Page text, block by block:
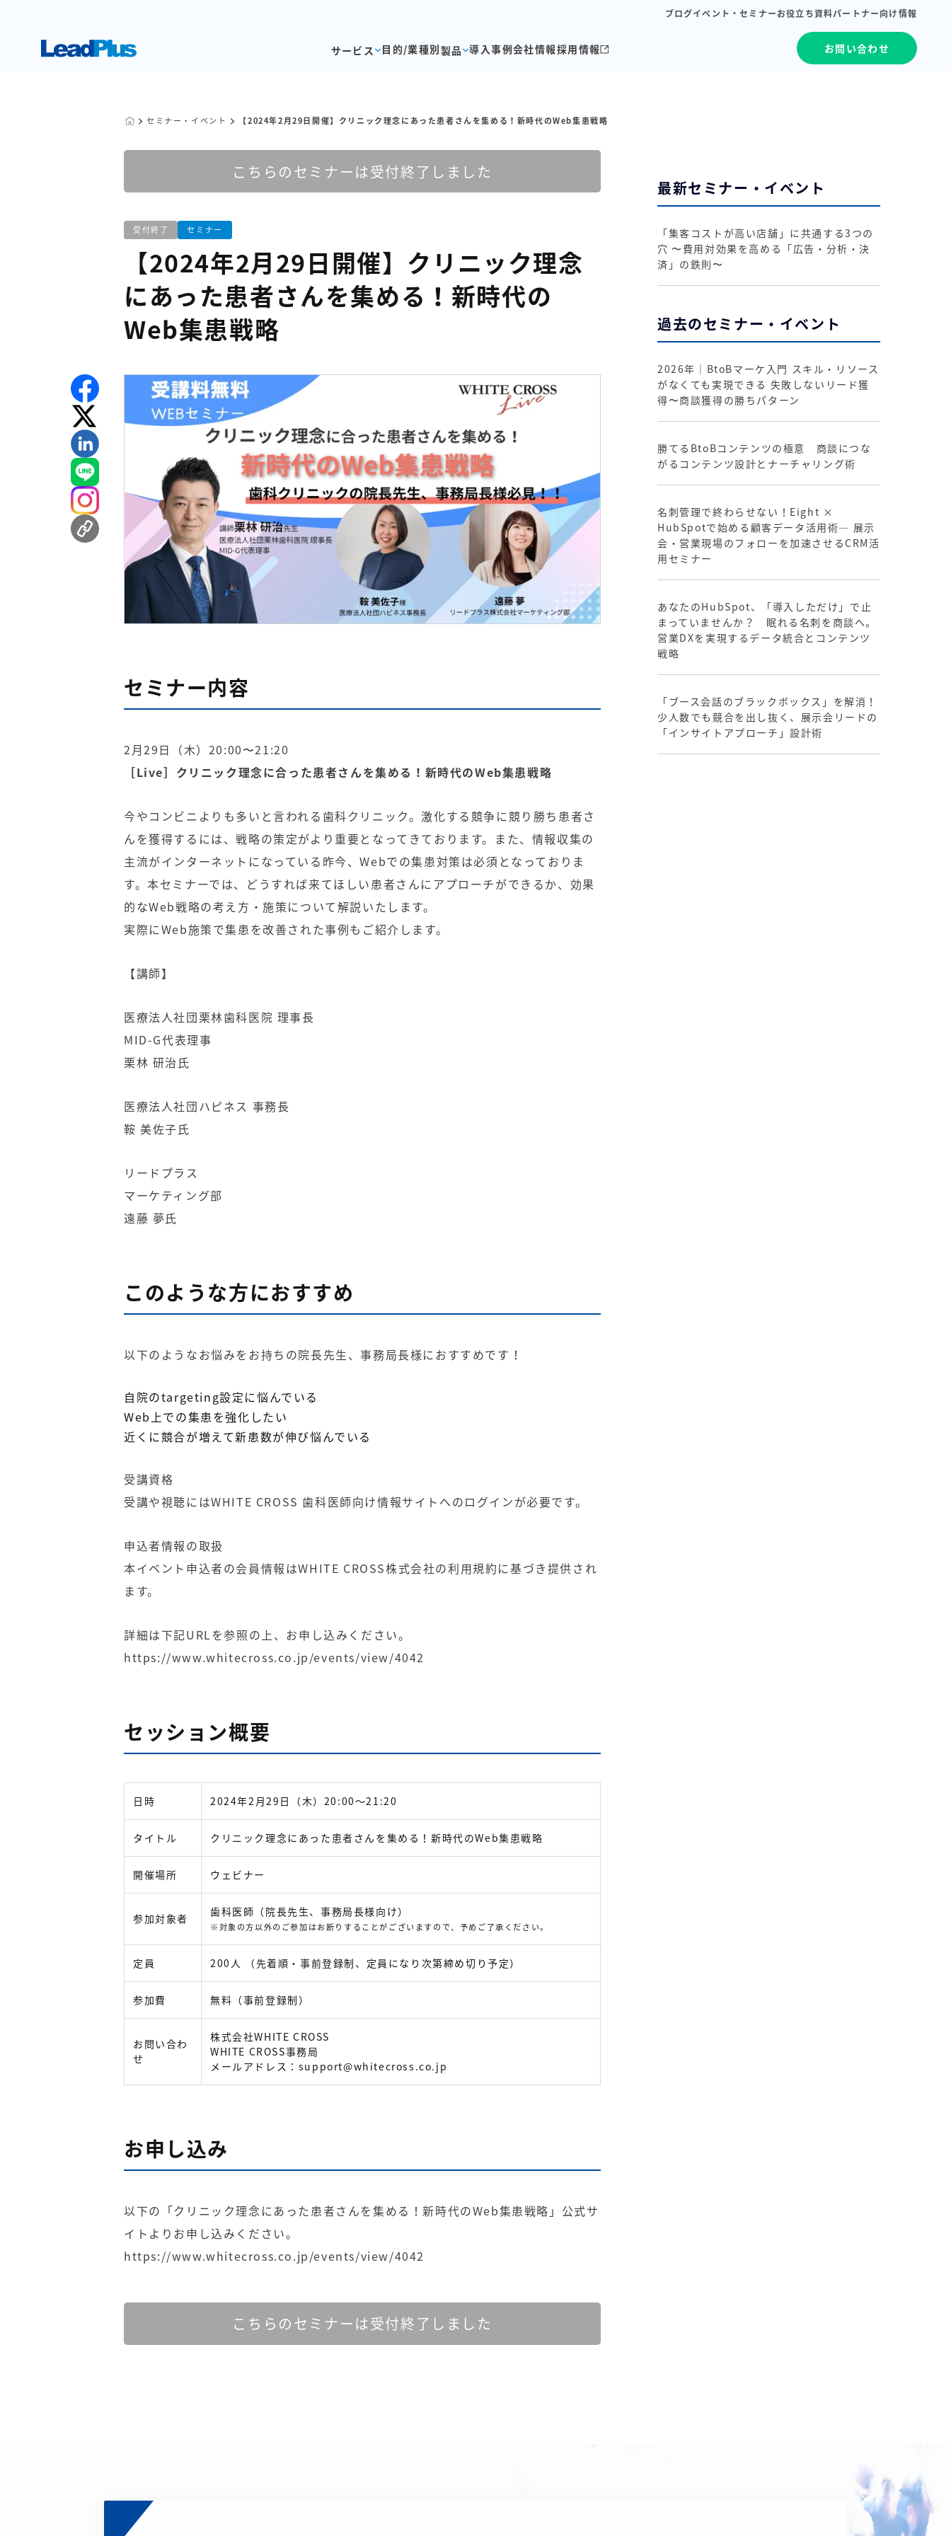
ブログイベント・セミナーお役立ち資料パートナー向け情報
サービス 目的/業種別製品 導入事例会社情報採用情報 お問い合わせ
セミナー・イベント 【2024年2月29日開催】クリニック理念にあった患者さんを集める！新時代のWeb集患戦略
こちらのセミナーは受付終了しました
受付終了 セミナー
【2024年2月29日開催】クリニック理念
にあった患者さんを集める！新時代の
Web集患戦略
セミナー内容
2月29日（木）20:00〜21:20
［Live］クリニック理念に合った患者さんを集める！新時代のWeb集患戦略
今やコンビニよりも多いと言われる歯科クリニック。激化する競争に競り勝ち患者さ
んを獲得するには、戦略の策定がより重要となってきております。また、情報収集の
主流がインターネットになっている昨今、Webでの集患対策は必須となっておりま
す。本セミナーでは、どうすれば来てほしい患者さんにアプローチができるか、効果
的なWeb戦略の考え方・施策について解説いたします。
実際にWeb施策で集患を改善された事例もご紹介します。
【講師】
医療法人社団栗林歯科医院 理事長
MID-G代表理事
栗林 研治氏
医療法人社団ハピネス 事務長
鞍 美佐子氏
リードプラス
マーケティング部
遠藤 夢氏
このような方におすすめ
以下のようなお悩みをお持ちの院長先生、事務局長様におすすめです！
自院のtargeting設定に悩んでいる
Web上での集患を強化したい
近くに競合が増えて新患数が伸び悩んでいる
受講資格
受講や視聴にはWHITE CROSS 歯科医師向け情報サイトへのログインが必要です。
申込者情報の取扱
本イベント申込者の会員情報はWHITE CROSS株式会社の利用規約に基づき提供され
ます。
詳細は下記URLを参照の上、お申し込みください。
https://www.whitecross.co.jp/events/view/4042
セッション概要
日時 2024年2月29日（木）20:00～21:20
タイトル クリニック理念にあった患者さんを集める！新時代のWeb集患戦略
開催場所 ウェビナー
参加対象者 歯科医師（院長先生、事務局長様向け）
※対象の方以外のご参加はお断りすることがございますので、予めご了承ください。
定員 200人 （先着順・事前登録制、定員になり次第締め切り予定）
参加費 無料（事前登録制）
お問い合わ
せ
株式会社WHITE CROSS
WHITE CROSS事務局
メールアドレス： support@whitecross.co.jp
お申し込み
以下の「クリニック理念にあった患者さんを集める！新時代のWeb集患戦略」公式サ
イトよりお申し込みください。
https://www.whitecross.co.jp/events/view/4042
こちらのセミナーは受付終了しました
最新セミナー・イベント
「集客コストが高い店舗」に共通する3つの
穴 〜費用対効果を高める「広告・分析・決
済」の鉄則〜
過去のセミナー・イベント
2026年｜BtoBマーケ入門 スキル・リソース
がなくても実現できる 失敗しないリード獲
得〜商談獲得の勝ちパターン
勝てるBtoBコンテンツの極意 商談につな
がるコンテンツ設計とナーチャリング術
名刺管理で終わらせない！Eight ×
HubSpotで始める顧客データ活用術― 展示
会・営業現場のフォローを加速させるCRM活
用セミナー
あなたのHubSpot、「導入しただけ」で止
まっていませんか？ 眠れる名刺を商談へ。
営業DXを実現するデータ統合とコンテンツ
戦略
「ブース会話のブラックボックス」を解消！
少人数でも競合を出し抜く、展示会リードの
「インサイトアプローチ」設計術